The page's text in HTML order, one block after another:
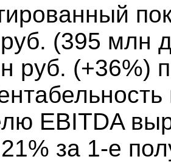
(395 млн
руб. (+36%)
EBITDA
за 1-е